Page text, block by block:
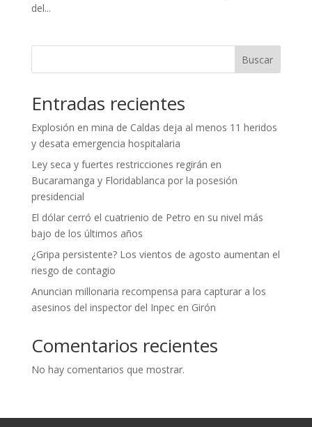
del...
Buscar
Entradas recientes
Explosión en mina de Caldas deja al menos 11 heridos
y desata emergencia hospitalaria
Ley seca y fuertes restricciones regirán en
Bucaramanga y Floridablanca por la posesión
presidencial
El dólar cerró el cuatrienio de Petro en su nivel más
bajo de los últimos años
¿Gripa persistente? Los vientos de agosto aumentan el
riesgo de contagio
Anuncian millonaria recompensa para capturar a los
asesinos del inspector del Inpec en Girón
Comentarios recientes
No hay comentarios que mostrar.